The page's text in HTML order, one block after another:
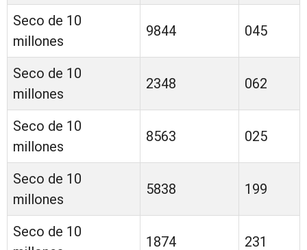
Seco de 10
millones
9844 045
Seco de 10
millones
2348 062
Seco de 10
millones
8563 025
Seco de 10
millones
5838 199
Seco de 10
1874 231